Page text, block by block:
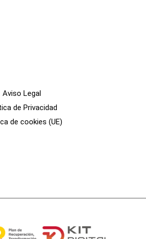
Aviso Legal
de Privacidad
de cookies (UE)